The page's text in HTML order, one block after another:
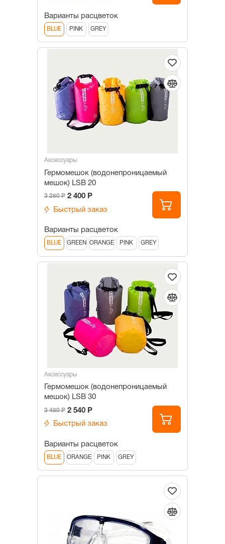
Варианты расцветок
BLUE PINK GREY
Аксессуары
Гермомешок (водонепроницаемый
мешок) LSB 20
3 280 Р 2 400 Р
Быстрый заказ
Варианты расцветок
BLUE GREEN ORANGE PINK GREY
Аксессуары
Гермомешок (водонепроницаемый
мешок) LSB 30
3 480 Р 2 540 Р
Быстрый заказ
Варианты расцветок
BLUE ORANGE PINK GREY